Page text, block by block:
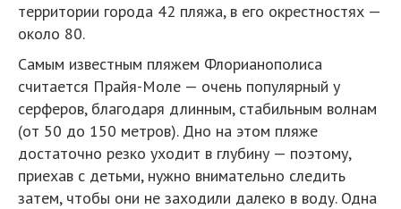
территории города 42 пляжа, в его окрестностях —
около 80.
Самым известным пляжем Флорианополиса
считается Прайя-Моле — очень популярный у
серферов, благодаря длинным, стабильным волнам
(от 50 до 150 метров). Дно на этом пляже
достаточно резко уходит в глубину — поэтому,
приехав с детьми, нужно внимательно следить
затем, чтобы они не заходили далеко в воду. Одна